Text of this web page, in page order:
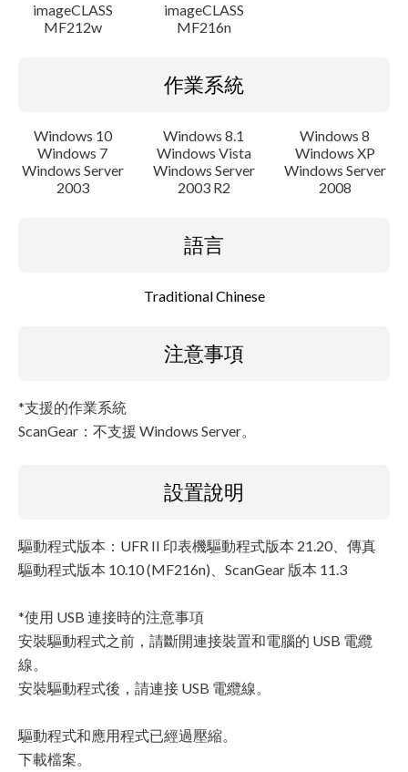
語言
檔案資訊
imageCLASS
MF212w
imageCLASS
MF216n
作業系統
Windows 10 Windows 8.1
Windows 8
Windows 7
Windows Vista
Windows XP
Windows Server
2003
Windows Server
2003 R2
Windows Server
2008
語言
Traditional Chinese
注意事項
*支援的作業系統
ScanGear：不支援 Windows Server。
設置說明
驅動程式版本：UFR II 印表機驅動程式版本 21.20、傳真
驅動程式版本 10.10 (MF216n)、ScanGear 版本 11.3
*使用 USB 連接時的注意事項
安裝驅動程式之前，請斷開連接裝置和電腦的 USB 電纜
線。
安裝驅動程式後，請連接 USB 電纜線。
驅動程式和應用程式已經過壓縮。
下載檔案。